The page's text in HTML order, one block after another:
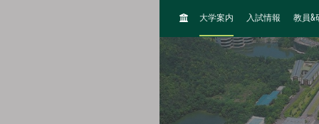
H
大学案内 入試情報 教員&